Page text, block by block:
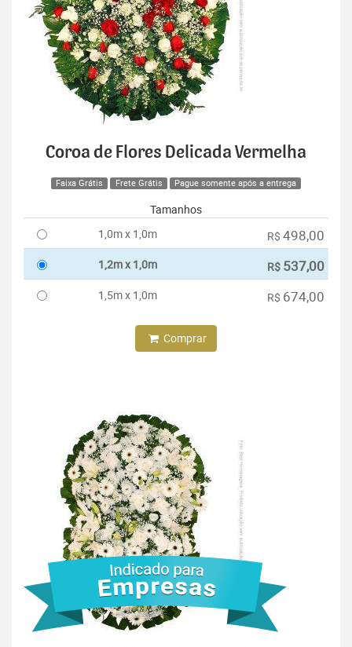
Coroa de Flores Delicada Vermelha
Faixa Grátis Frete Grátis Pague somente após a entrega
Tamanhos
1,0m x 1,0m
R$ 498,00
1,2m x 1,0m R$ 537,00
1,5m x 1,0m R$ 674,00
Comprar